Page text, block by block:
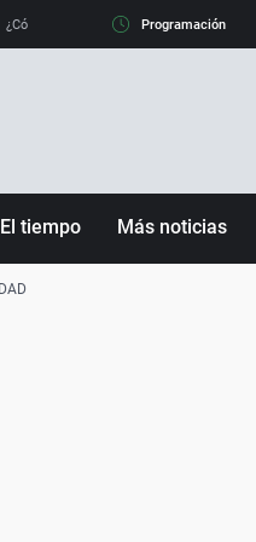
¿Cómo es llegar a Italia con controles
Programación
El tiempo Más noticias